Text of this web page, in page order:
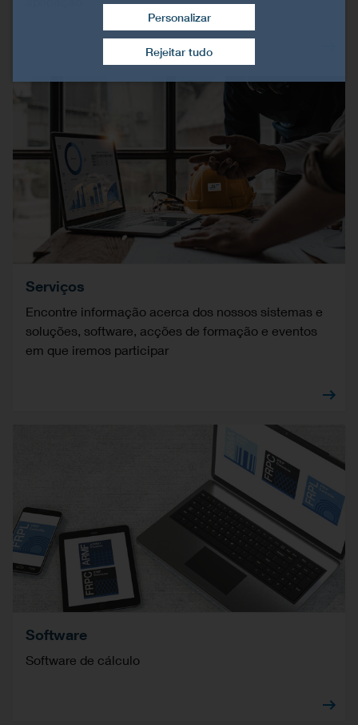
Serviços
Encontre informação acerca dos nossos sistemas e
soluções, software, acções de formação e eventos
em que iremos participar
Software
Software de cálculo
Rejeitar tudo
Retirar consentimento
Personalizar